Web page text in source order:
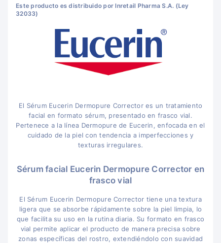
Este producto es distribuido por Inretail Pharma S.A. (Ley
32033)
El Sérum Eucerin Dermopure Corrector es un tratamiento
facial en formato sérum, presentado en frasco vial.
Pertenece a la línea Dermopure de Eucerin, enfocada en el
cuidado de la piel con tendencia a imperfecciones y
texturas irregulares.
Sérum facial Eucerin Dermopure Corrector en
frasco vial
El Sérum Eucerin Dermopure Corrector tiene una textura
ligera que se absorbe rápidamente sobre la piel limpia, lo
que facilita su uso en la rutina diaria. Su formato en frasco
vial permite aplicar el producto de manera precisa sobre
zonas específicas del rostro, extendiéndolo con suavidad